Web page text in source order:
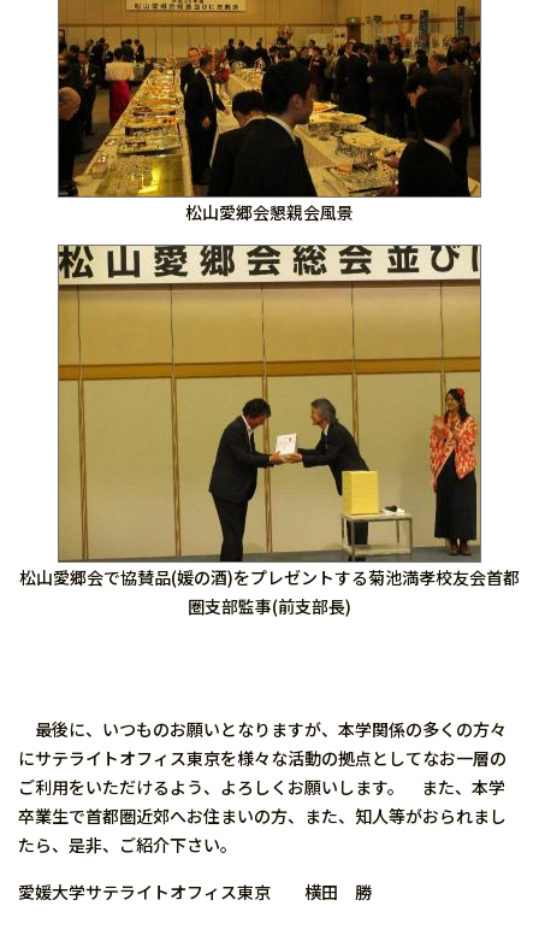
松山愛郷会懇親会風景
松山愛郷会で協賛品(媛の酒)をプレゼントする菊池満孝校友会首都
圏支部監事(前支部長)
最後に、いつものお願いとなりますが、本学関係の多くの方々
にサテライトオフィス東京を様々な活動の拠点としてなお一層の
ご利用をいただけるよう、よろしくお願いします。 また、本学
卒業生で首都圏近郊へお住まいの方、また、知人等がおられまし
たら、是非、ご紹介下さい。
愛媛大学サテライトオフィス東京 横田 勝